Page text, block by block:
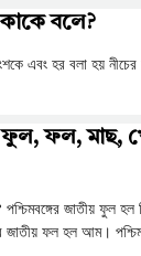
বলে?
এবং হর বলা হয়
ফুল, ফল, মাছ,
জাতীয় ফুল হল
জাতীয় ফল হল আম।